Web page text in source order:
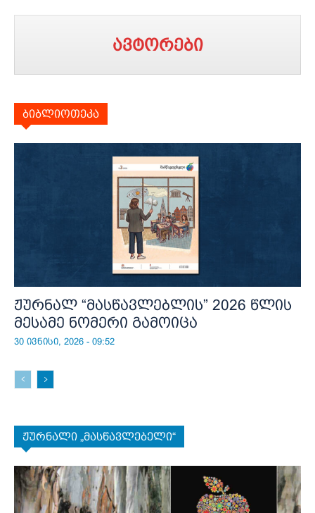
ავტორები
ბიბლიოთეკა
ჟურნალ “მასწავლებლის” 2026 წლის
მესამე ნომერი გამოიცა
30 ივნისი, 2026 - 09:52
ჟურნალი „მასწავლებელი“